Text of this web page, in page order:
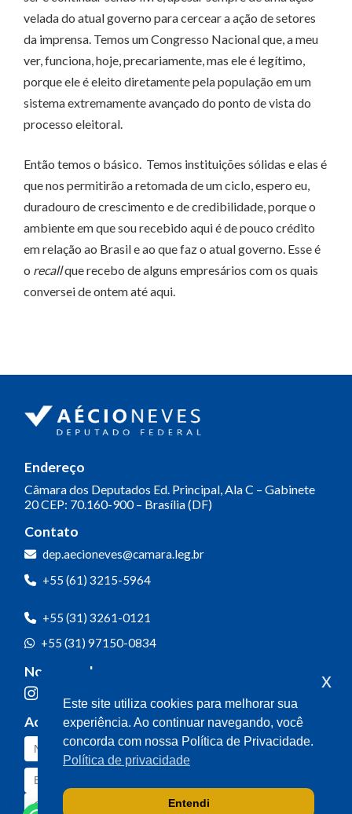
velada do atual governo para cercear a ação de setores
da imprensa. Temos um Congresso Nacional que, a meu
ver, funciona, hoje, precariamente, mas ele é legítimo,
porque ele é eleito diretamente pela população em um
sistema extremamente avançado do ponto de vista do
processo eleitoral.
Então temos o básico. Temos instituições sólidas e elas é
que nos permitirão a retomada de um ciclo, espero eu,
duradouro de crescimento e de credibilidade, porque o
ambiente em que sou recebido aqui é de pouco crédito
em relação ao Brasil e ao que faz o atual governo. Esse é
o recallque recebo de alguns empresários com os quais
conversei de ontem até aqui.
Endereço
Câmara dos Deputados Ed. Principal, Ala C – Gabinete
20CEP: 70.160-900 – Brasília (DF)
Contato
dep.aecioneves@camara.leg.br
+55 (61) 3215-5964
+55 (31) 3261-0121
+55 (31) 97150-0834
Nossas redes
Acompanhe o meu mandato
Este site utiliza cookies para melhorar sua
experiência. Ao continuar navegando, você
concorda com nossa Política de Privacidade.
Política de privacidade
Entendi
x